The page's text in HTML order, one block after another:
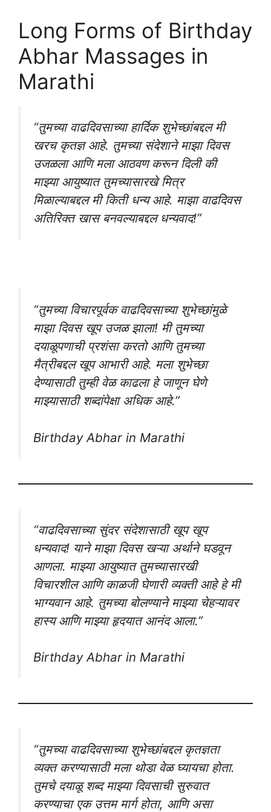
Long Forms of Birthday
Abhar Massages in
Marathi
“तुमच्या वाढदिवसाच्या हार्दिक शुभेच्छांबद्दल मी
खरच कृतज्ञ आहे. तुमच्या संदेशाने माझा दिवस
उजळला आणि मला आठवण करून दिली की
माझ्या आयुष्यात तुमच्यासारखे मित्र
मिळाल्याबद्दल मी किती धन्य आहे. माझा वाढदिवस
अतिरिक्त खास बनवल्याबद्दल धन्यवाद!”
“तुमच्या विचारपूर्वक वाढदिवसाच्या शुभेच्छांमुळे
माझा दिवस खूप उजळ झाला! मी तुमच्या
दयाळूपणाची प्रशंसा करतो आणि तुमच्या
मैत्रीबद्दल खूप आभारी आहे. मला शुभेच्छा
देण्यासाठी तुम्ही वेळ काढला हे जाणून घेणे
माझ्यासाठी शब्दांपेक्षा अधिक आहे.”
Birthday Abhar in Marathi
“वाढदिवसाच्या सुंदर संदेशासाठी खूप खूप
धन्यवाद! याने माझा दिवस खऱ्या अर्थाने घडवून
आणला. माझ्या आयुष्यात तुमच्यासारखी
विचारशील आणि काळजी घेणारी व्यक्ती आहे हे मी
भाग्यवान आहे. तुमच्या बोलण्याने माझ्या चेहऱ्यावर
हास्य आणि माझ्या हृदयात आनंद आला.”
Birthday Abhar in Marathi
“तुमच्या वाढदिवसाच्या शुभेच्छांबद्दल कृतज्ञता
व्यक्त करण्यासाठी मला थोडा वेळ घ्यायचा होता.
तुमचे दयाळू शब्द माझ्या दिवसाची सुरुवात
करण्याचा एक उत्तम मार्ग होता, आणि असा